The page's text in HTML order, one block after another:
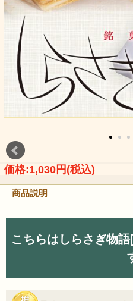
価格:1,030円(税込)
商品説明
こちらはしらさぎ物